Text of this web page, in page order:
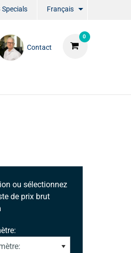
Specials Français
0
Contact
ou sélectionnez
de prix brut